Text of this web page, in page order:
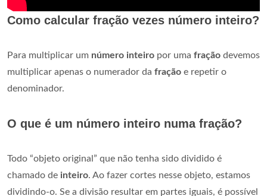
Como calcular fração vezes número inteiro?
Para multiplicar um número inteiro por uma fração devemos
multiplicar apenas o numerador da fração e repetir o
denominador.
O que é um número inteiro numa fração?
Todo “objeto original” que não tenha sido dividido é
chamado de inteiro. Ao fazer cortes nesse objeto, estamos
dividindo-o. Se a divisão resultar em partes iguais, é possível